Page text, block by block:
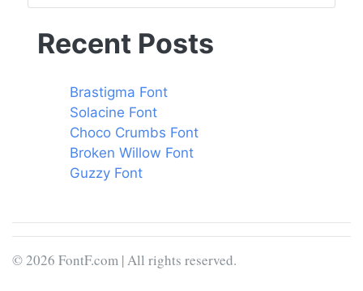
Recent Posts
Brastigma Font
Solacine Font
Choco Crumbs Font
Broken Willow Font
Guzzy Font
© 2026 FontF.com | All rights reserved.